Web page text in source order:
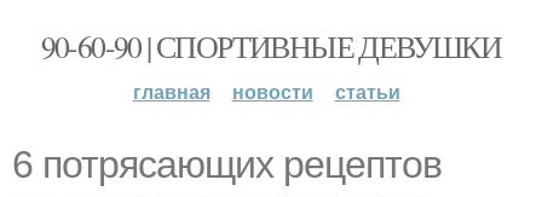
90-60-90 | СПОРТИВНЫЕ ДЕВУШКИ
главная новости статьи
6 потрясающих рецептов